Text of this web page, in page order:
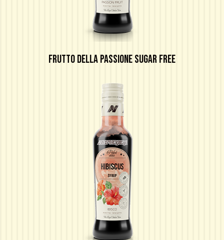
FRUTTO DELLA PASSIONE SUGAR FREE